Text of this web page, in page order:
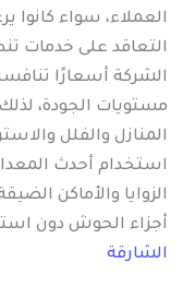
العملاء، سواء كانوا
التعاقد على خدمات
الشركة أسعارًا
مستويات الجودة،
المنازل والفلل
استخدام أحدث
الزوايا والأماكن
أجزاء الحوش دون
الشارقة